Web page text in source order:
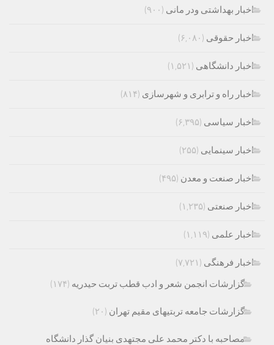
اخبار بهداشتی ودر مانی (۹۰۰)
اخبار حقوقی (۶,۰۸۰)
اخبار دانشگاهی (۱,۵۲۱)
اخبار راه و ترابری و شهرسازی (۸۱۴)
اخبار سیاسی (۶,۳۹۵)
اخبار سینمایی (۲۵۵)
اخبار صنعت و معدن (۴۹۵)
اخبار صنعتی (۱,۲۳۵)
اخبار علمی (۱,۱۱۹)
اخبار فرهنگی (۷,۷۲۱)
گزارشات انجمن شعر و ادب قطب تربت حیدریه (۱۷۴)
گزارشات جامعه تربتیهای مقیم تهران (۲۰)
مصاحبه با دکتر محمد علی مجتهدی بنیان گذار دانشگاه